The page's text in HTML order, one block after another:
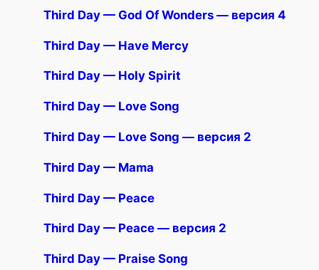
Third Day — God Of Wonders — версия 4
Third Day — Have Mercy
Third Day — Holy Spirit
Third Day — Love Song
Third Day — Love Song — версия 2
Third Day — Mama
Third Day — Peace
Third Day — Peace — версия 2
Third Day — Praise Song